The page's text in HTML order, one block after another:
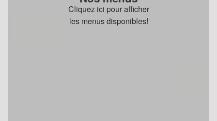
Cliquez ici pour afficher
les menus disponibles!